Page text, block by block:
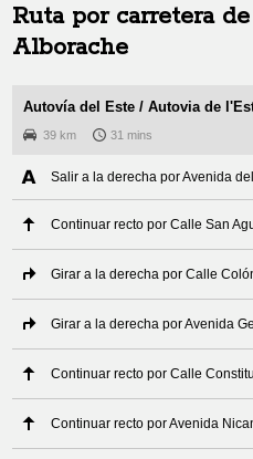
Ruta por carretera de
Alborache
Autovía del Este / Autovia de
39 km 31 mins
Salir a la derecha por Avenida
Continuar recto por Calle San
Girar a la derecha por Calle
Girar a la derecha por Avenida
Continuar recto por Calle
Continuar recto por Avenida